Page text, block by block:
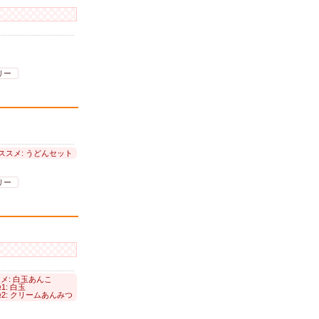
ー
スメ: うどんセット
ー
: 白玉あんこ
白玉
クリームあんみつ